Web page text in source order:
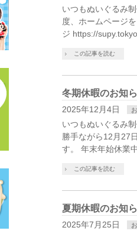
いつもぬいぐるみ
度、ホームページ
ジ https://
この記事を読む
冬期休暇のお知
2025年12月4日
いつもぬいぐるみ
勝手ながら12月27
す。 年末年始休業
この記事を読む
夏期休暇のお知
2025年7月25日